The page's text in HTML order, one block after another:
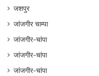
जशपुर
जांजगीर चाम्पा
जांजगीर-चांपा
जांजगीर-चांपा
जांजगीर-चांपा